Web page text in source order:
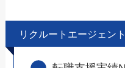
リクルートエージェン